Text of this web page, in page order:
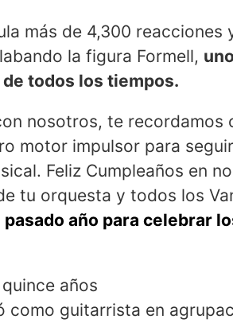
más de 4,300 reacciones
la figura Formell,
todos los tiempos.
nosotros, te recordamos
motor impulsor para seguir
Feliz Cumpleaños en
tu orquesta y todos los
año para celebrar
años
como guitarrista en